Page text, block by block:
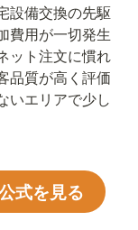
設備交換の先駆
費用が一切発生
ット注文に慣れ
品質が高く評価
いエリアで少し
式を見る